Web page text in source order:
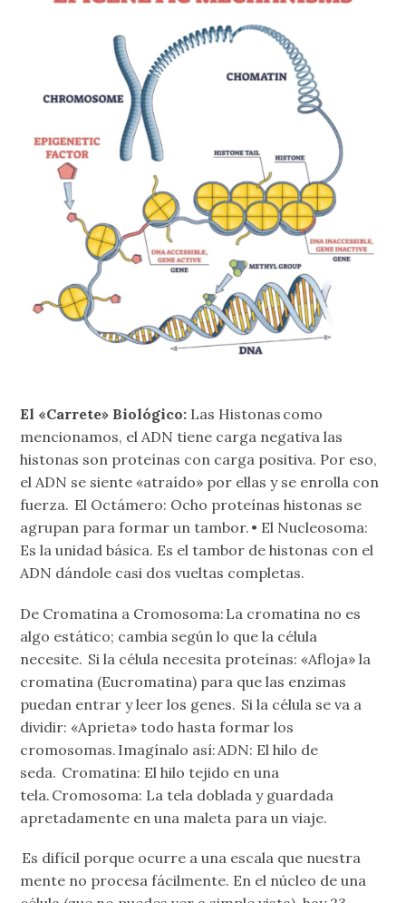
El «Carrete» Biológico: Las Histonas como
mencionamos, el ADN tiene carga negativa las
histonas son proteínas con carga positiva. Por eso,
el ADN se siente «atraído» por ellas y se enrolla con
fuerza. El Octámero: Ocho proteínas histonas se
agrupan para formar un tambor. • El Nucleosoma:
Es la unidad básica. Es el tambor de histonas con el
ADN dándole casi dos vueltas completas.
De Cromatina a Cromosoma: La cromatina no es
algo estático; cambia según lo que la célula
necesite. Si la célula necesita proteínas: «Afloja» la
cromatina (Eucromatina) para que las enzimas
puedan entrar y leer los genes. Si la célula se va a
dividir: «Aprieta» todo hasta formar los
cromosomas. Imagínalo así: ADN: El hilo de
seda. Cromatina: El hilo tejido en una
tela. Cromosoma: La tela doblada y guardada
apretadamente en una maleta para un viaje.
Es difícil porque ocurre a una escala que nuestra
mente no procesa fácilmente. En el núcleo de una